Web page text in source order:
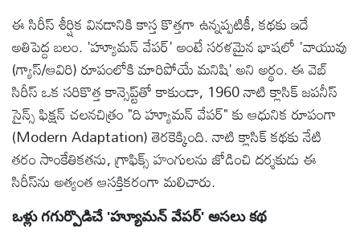
ఈ సిరీస్ శీర్షిక వినడానికి కాస్త కొత్తగా ఉన్నప్పటికీ, కథకు ఇదే
అతిపెద్ద బలం. 'హ్యూమన్ వేపర్' అంటే సరళమైన భాషలో 'వాయువు
(గ్యాస్/ఆవిరి) రూపంలోకి మారిపోయే మనిషి' అని అర్థం. ఈ వెబ్
సిరీస్ ఒక సరికొత్త కాన్సెప్ట్‌తో కాకుండా, 1960 నాటి క్లాసిక్ జపనీస్
సైన్స్ ఫిక్షన్ చలనచిత్రం "ది హ్యూమన్ వేపర్" కు ఆధునిక రూపంగా
(Modern Adaptation) తెరకెక్కింది. నాటి క్లాసిక్ కథకు నేటి
తరం సాంకేతికతను, గ్రాఫిక్స్ హంగులను జోడించి దర్శకుడు ఈ
సిరీస్‌ను అత్యంత ఆసక్తికరంగా మలిచారు.
ఒళ్లు గగుర్పొడిచే 'హ్యూమన్ వేపర్' అసలు కథ